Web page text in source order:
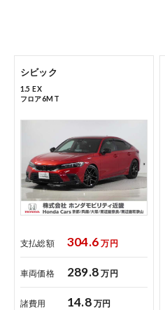
シビック
1.5 EX
フロア6MT
支払総額 304.6 万円
車両価格 289.8 万円
諸費用 14.8 万円